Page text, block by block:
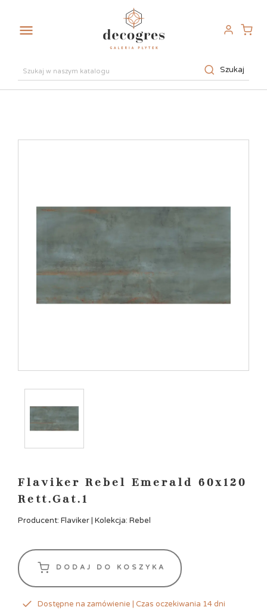

Szukaj
Flaviker Rebel Emerald 60x120
Rett.Gat.1
Producent: Flaviker | Kolekcja: Rebel
DODAJ DO KOSZYKA
Dostępne na zamówienie | Czas oczekiwania 14 dni